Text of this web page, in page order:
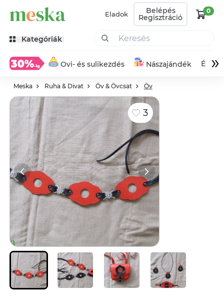
Eladok Belépés
Regisztráció
0
Kategóriák
Ovi- és sulikezdés Nászajándék »
Meska Ruha & Divat Öv & Övcsat Öv
3